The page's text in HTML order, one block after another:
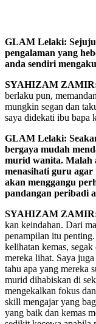
GLAM Lelaki:
pengalaman yang
anda sendiri
SYAHIZAM
berlaku pun,
mungkin segan dan
saya didekati ibu bapa
GLAM Lelaki:
bergaya mudah
murid wanita. Malah
menasihati guru
akan menggangu
pandangan peribadi
SYAHIZAM
kan keindahan. Dari
penampilan itu
kelihatan kemas,
mereka lihat. Saya
tahu apa yang mereka
murid dihabiskan di
mengekalkan fokus
skill mengajar yang
yang baik dan kemas